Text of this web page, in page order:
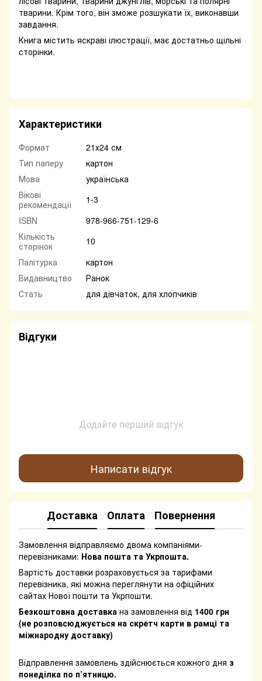
тварини. Крім того, він зможе розшукати їх, виконавши
завдання.
Книга містить яскраві ілюстрації, має достатньо щільні
сторінки.
Характеристики
Формат
21х24 см
Тип паперу
картон
Мова
українська
Вікові
рекомендації
1-3
ISBN
978-966-751-129-6
Кількість
сторінок
10
Палітурка
картон
Видавництво
Ранок
Стать
для дівчаток, для хлопчиків
Відгуки
Додайте перший відгук
Написати відгук
Доставка Оплата Повернення
Замовлення відправляємо двома компаніями-
перевізниками: Нова пошта та Укрпошта.
Вартість доставки розраховується за тарифами
перевізника, які можна переглянути на офіційних
сайтах Нової пошти та Укрпошти.
Безкоштовна доставка на замовлення від 1400 грн
(не розповсюджується на скретч карти в рамці та
міжнародну доставку)
Відправлення замовлень здійснюється кожного дня з
понеділка по п’ятницю.